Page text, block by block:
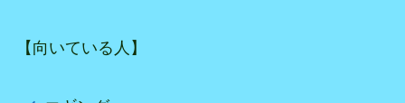
【向いている人】